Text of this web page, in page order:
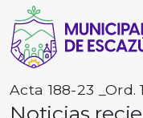
Acta 188-23 _Ord.
Noticias